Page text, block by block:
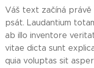
Váš text začíná právě
psát. Laudantium
ab illo inventore
vitae dicta sunt
quia voluptas sit